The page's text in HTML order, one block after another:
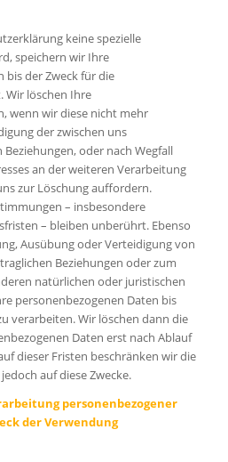
keine spezielle
speichern wir Ihre
bis der Zweck für die
Wir löschen Ihre
wenn wir diese nicht mehr
der zwischen uns
oder nach Wegfall
an der weiteren Verarbeitung
zur Löschung auffordern.
– insbesondere
– bleiben unberührt. Ebenso
Ausübung oder Verteidigung von
Beziehungen oder zum
natürlichen oder juristischen
personenbezogenen Daten bis
verarbeiten. Wir löschen dann die
Daten erst nach Ablauf
dieser Fristen beschränken wir die
auf diese Zwecke.
personenbezogener
der Verwendung